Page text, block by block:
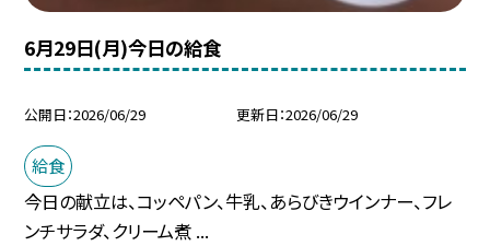
6月29日(月)今日の給食
公開日 2026/06/29 更新日 2026/06/29
給食
今日の献立は、コッペパン、牛乳、あらびきウインナー、フレ
ンチサラダ、クリーム煮 ...